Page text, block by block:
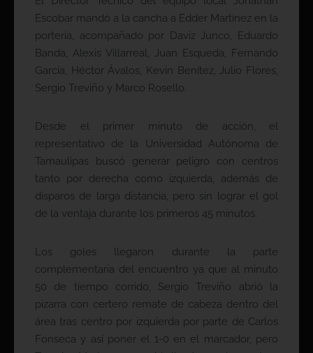
Escobar mandó a la cancha a Edder Martínez en la
portería, acompañado por Daviz Junco, Eduardo
Banda, Alexis Villarreal, Juan Esqueda, Fernando
García, Héctor Ávalos, Kevin Benítez, Julio Flores,
Sergio Treviño y Marco Rosello.
Desde el primer minuto de acción, el
representativo de la Universidad Autónoma de
Tamaulipas buscó generar peligro con centros
tanto por derecha como izquierda, además de
disparos de larga distancia, pero sin lograr el gol
de la ventaja durante los primeros 45 minutos.
Los goles llegaron durante la parte
complementaria del encuentro ya que al minuto
50 de tiempo corrido, Sergio Treviño abrió la
pizarra con certero remate de cabeza dentro del
área tras centro por izquierda por parte de Carlos
Fonseca y así poner el 1-0 en el marcador, pero